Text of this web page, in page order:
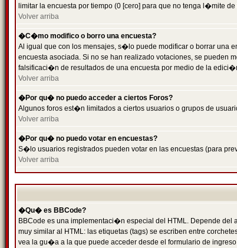
limitar la encuesta por tiempo (0 [cero] para que no tenga l�mite
Volver arriba
�C�mo modifico o borro una encuesta?
Al igual que con los mensajes, s�lo puede modificar o borrar una
encuesta asociada. Si no se han realizado votaciones, se pueden
falsificaci�n de resultados de una encuesta por medio de la
Volver arriba
�Por qu� no puedo acceder a ciertos Foros?
Algunos foros est�n limitados a ciertos usuarios o grupos de
Volver arriba
�Por qu� no puedo votar en encuestas?
S�lo usuarios registrados pueden votar en las encuestas (para
Volver arriba
�Qu� es BBCode?
BBCode es una implementaci�n especial del HTML. Depende
muy similar al HTML: las etiquetas (tags) se escriben entre
vea la gu�a a la que puede acceder desde el formulario de